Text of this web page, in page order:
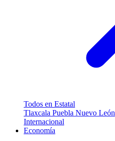
Todos en Estatal
Tlaxcala Puebla Nuevo León
Internacional
Economía